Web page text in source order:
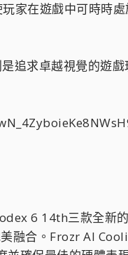
家在遊戲中可時時
追求卓越視覺的遊戲
6 14th三款全新
融合。Frozr AI